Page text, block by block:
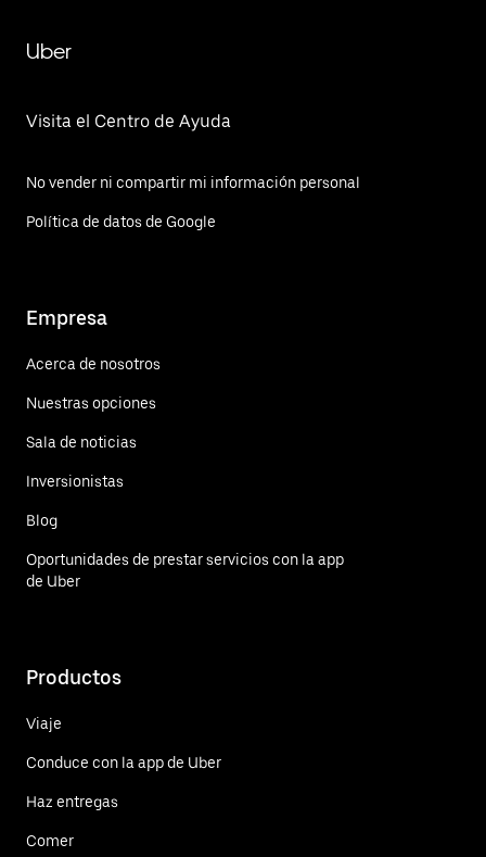
Uber
Visita el Centro de Ayuda
No vender ni compartir mi información personal
Política de datos de Google
Empresa
Acerca de nosotros
Nuestras opciones
Sala de noticias
Inversionistas
Blog
Oportunidades de prestar servicios con la app
de Uber
Productos
Viaje
Conduce con la app de Uber
Haz entregas
Comer